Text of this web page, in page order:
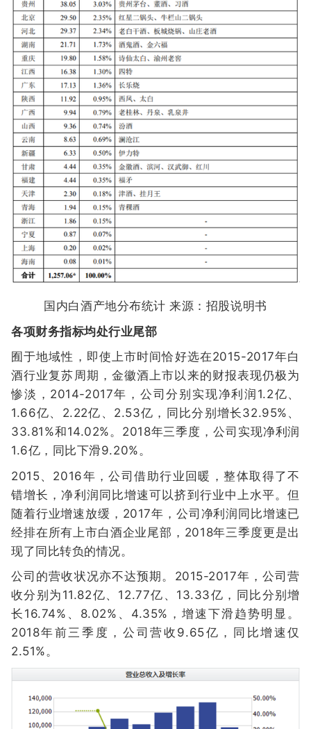
国内白酒产地分布统计 来源：招股说明书
各项财务指标均处行业尾部
囿于地域性，即使上市时间恰好选在2015-2017年白
酒行业复苏周期，金徽酒上市以来的财报表现仍极为
惨淡，2014-2017年，公司分别实现净利润1.2亿、
1.66亿、2.22亿、2.53亿，同比分别增长32.95%、
33.81%和14.02%。2018年三季度，公司实现净利润
1.6亿，同比下滑9.20%。
2015、2016年，公司借助行业回暖，整体取得了不
错增长，净利润同比增速可以挤到行业中上水平。但
随着行业增速放缓，2017年，公司净利润同比增速已
经排在所有上市白酒企业尾部，2018年三季度更是出
现了同比转负的情况。
公司的营收状况亦不达预期。2015-2017年，公司营
收分别为11.82亿、12.77亿、13.33亿，同比分别增
长16.74%、8.02%、4.35%，增速下滑趋势明显。
2018年前三季度，公司营收9.65亿，同比增速仅
2.51%。